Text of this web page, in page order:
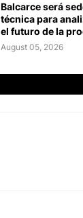
Balcarce será
técnica para
el futuro de la
August 05, 2026